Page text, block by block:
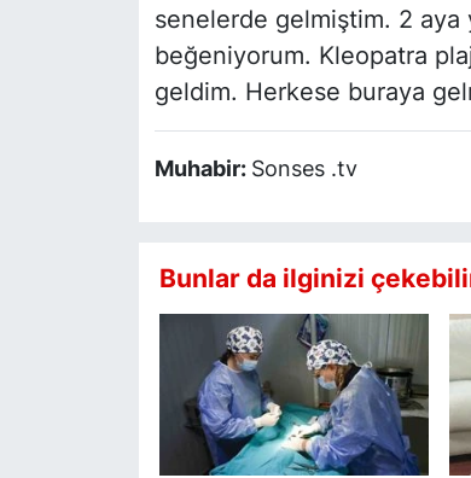
senelerde gelmiştim. 2 aya
beğeniyorum. Kleopatra
geldim. Herkese buraya
Muhabir: Sonses .tv
Bunlar da ilginizi